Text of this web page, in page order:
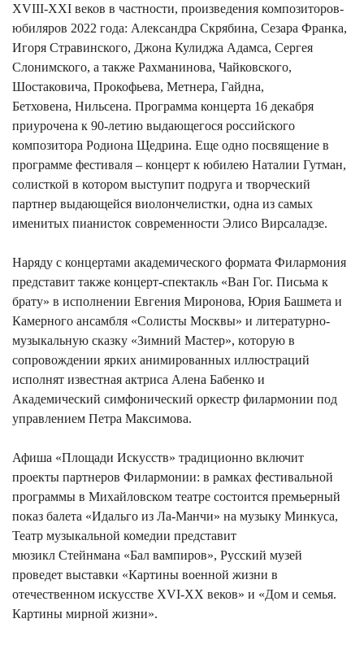
XVIII-XXI веков в частности, произведения композиторов-
юбиляров 2022 года: Александра Скрябина, Сезара Франка,
Игоря Стравинского, Джона Кулиджа Адамса, Сергея
Слонимского, а также Рахманинова, Чайковского,
Шостаковича, Прокофьева, Метнера, Гайдна,
Бетховена, Нильсена. Программа концерта 16 декабря
приурочена к 90-летию выдающегося российского
композитора Родиона Щедрина. Еще одно посвящение в
программе фестиваля – концерт к юбилею Наталии Гутман,
солисткой в котором выступит подруга и творческий
партнер выдающейся виолончелистки, одна из самых
именитых пианисток современности Элисо Вирсаладзе.
Наряду с концертами академического формата Филармония
представит также концерт-спектакль «Ван Гог. Письма к
брату» в исполнении Евгения Миронова, Юрия Башмета и
Камерного ансамбля «Солисты Москвы» и литературно-
музыкальную сказку «Зимний Мастер», которую в
сопровождении ярких анимированных иллюстраций
исполнят известная актриса Алена Бабенко и
Академический симфонический оркестр филармонии под
управлением Петра Максимова.
Афиша «Площади Искусств» традиционно включит
проекты партнеров Филармонии: в рамках фестивальной
программы в Михайловском театре состоится премьерный
показ балета «Идальго из Ла-Манчи» на музыку Минкуса,
Театр музыкальной комедии представит
мюзикл Стейнмана «Бал вампиров», Русский музей
проведет выставки «Картины военной жизни в
отечественном искусстве XVI-XX веков» и «Дом и семья.
Картины мирной жизни».